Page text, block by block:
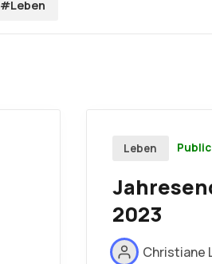
#Leben
Leben Public
2023
Christiane